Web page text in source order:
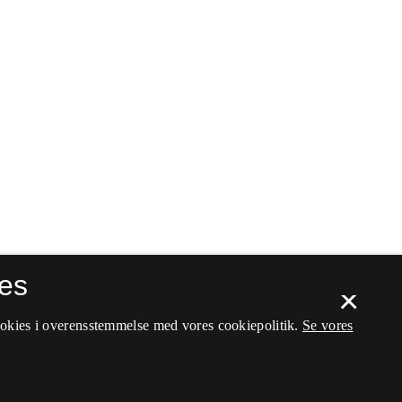
×
i overensstemmelse med vores cookiepolitik. Se vores